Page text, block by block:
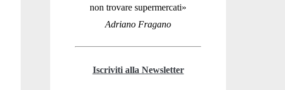
non trovare supermercati»
Adriano Fragano
Iscriviti alla Newsletter